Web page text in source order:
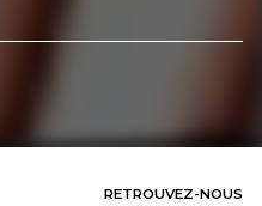
RETROUVEZ-NOUS